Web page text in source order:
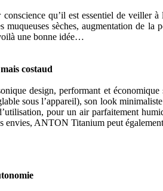
qu’il est essentiel de veiller
muqueuses sèches, augmentation de
une bonne idée…
costaud
design, performant et
sous l’appareil), son look
pour un air parfaitement
envies, ANTON Titanium peut